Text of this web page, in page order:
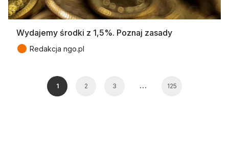
Wydajemy środki z 1,5%. Poznaj zasady
● Redakcja ngo.pl
1 2 3 … 125